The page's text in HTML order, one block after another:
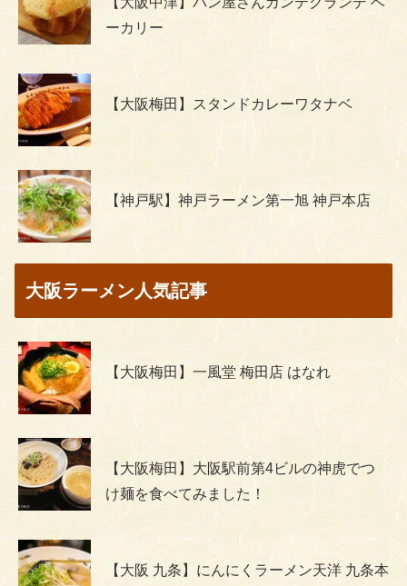
ーカリー
【大阪梅田】スタンドカレーワタナベ
【神戸駅】神戸ラーメン第一旭 神戸本店
大阪ラーメン人気記事
【大阪梅田】一風堂 梅田店 はなれ
【大阪梅田】大阪駅前第4ビルの神虎でつ
け麺を食べてみました！
【大阪 九条】にんにくラーメン天洋 九条本